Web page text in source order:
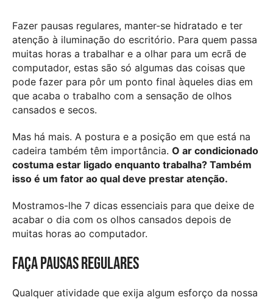
Fazer pausas regulares, manter-se hidratado e ter
atenção à iluminação do escritório. Para quem passa
muitas horas a trabalhar e a olhar para um ecrã de
computador, estas são só algumas das coisas que
pode fazer para pôr um ponto final àqueles dias em
que acaba o trabalho com a sensação de olhos
cansados e secos.
Mas há mais. A postura e a posição em que está na
cadeira também têm importância. O ar condicionado
costuma estar ligado enquanto trabalha? Também
isso é um fator ao qual deve prestar atenção.
Mostramos-lhe 7 dicas essenciais para que deixe de
acabar o dia com os olhos cansados depois de
muitas horas ao computador.
Faça pausas regulares
Qualquer atividade que exija algum esforço da nossa